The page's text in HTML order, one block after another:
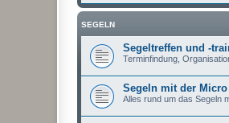
SEGELN
Segeltreffen und -
Terminfindung,
Segeln mit der
Alles rund um das Segeln